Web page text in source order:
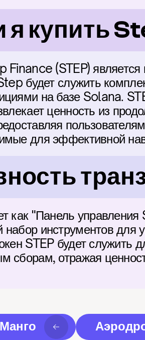
купить
Finance (STEP)
будет служить
на базе Solana.
ценность из
для эффективной
как "Панель управления
набор инструментов для
STEP будет служить
сборам, отражая
Манго